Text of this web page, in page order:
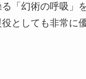
「幻術の呼吸」
としても非常に